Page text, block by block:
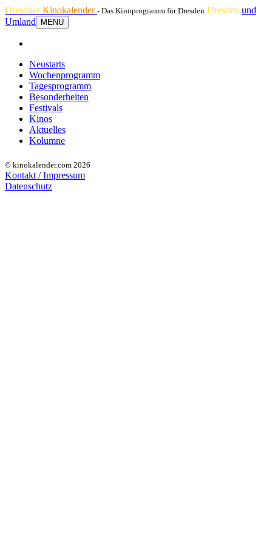
DresdnerKinokalender - Das Kinoprogramm für Dresden Dresden und
Umland
MENU
Neustarts
Wochenprogramm
Tagesprogramm
Besonderheiten
Festivals
Kinos
Aktuelles
Kolumne
© kinokalender.com 2026
Kontakt / Impressum
Datenschutz